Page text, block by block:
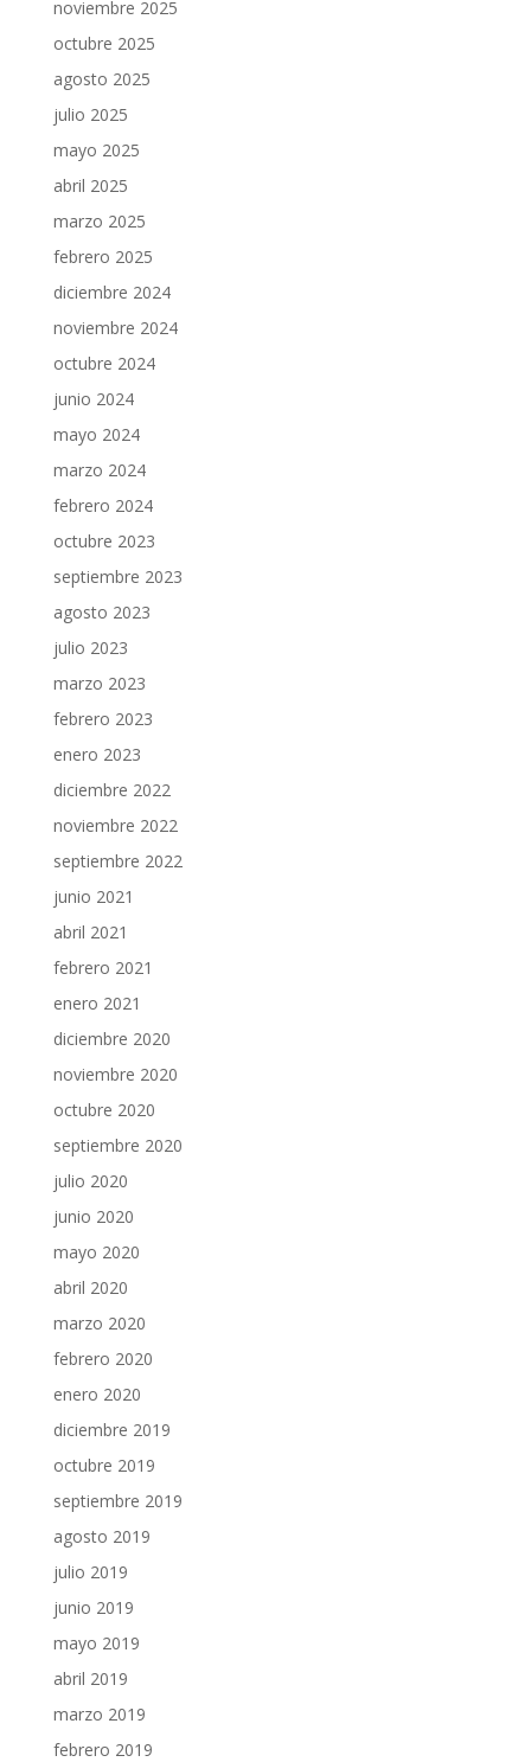
noviembre 2025
octubre 2025
agosto 2025
julio 2025
mayo 2025
abril 2025
marzo 2025
febrero 2025
diciembre 2024
noviembre 2024
octubre 2024
junio 2024
mayo 2024
marzo 2024
febrero 2024
octubre 2023
septiembre 2023
agosto 2023
julio 2023
marzo 2023
febrero 2023
enero 2023
diciembre 2022
noviembre 2022
septiembre 2022
junio 2021
abril 2021
febrero 2021
enero 2021
diciembre 2020
noviembre 2020
octubre 2020
septiembre 2020
julio 2020
junio 2020
mayo 2020
abril 2020
marzo 2020
febrero 2020
enero 2020
diciembre 2019
octubre 2019
septiembre 2019
agosto 2019
julio 2019
junio 2019
mayo 2019
abril 2019
marzo 2019
febrero 2019